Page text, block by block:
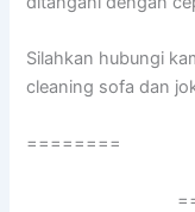
Silahkan hubungi
cleaning sofa dаn
========